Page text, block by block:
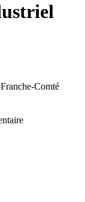
Comté